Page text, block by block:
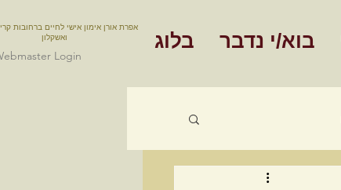
בוא/י נדבר בלוג
אפרת אורן אימון אישי לחיים ברחובות
ואשקלון
Login
אימון תעסוקתי